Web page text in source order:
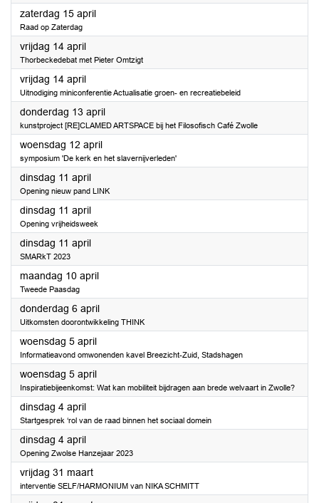
zaterdag 15 april2023
Raad op Zaterdag
vrijdag 14 april2023
Thorbeckedebat met Pieter Omtzigt
vrijdag 14 april2023
Uitnodiging miniconferentie Actualisatie groen- en recreatiebeleid
donderdag 13 april2023
kunstproject [RE]CLAMED ARTSPACE bij het Filosofisch Café Zwolle
woensdag 12 april2023
symposium 'De kerk en het slavernijverleden'
dinsdag 11 april2023
Opening nieuw pand LINK
dinsdag 11 april2023
Opening vrijheidsweek
dinsdag 11 april2023
SMARkT 2023
maandag 10 april2023
Tweede Paasdag
donderdag 6 april2023
Uitkomsten doorontwikkeling THINK
woensdag 5 april2023
Informatieavond omwonenden kavel Breezicht-Zuid, Stadshagen
woensdag 5 april2023
Inspiratiebijeenkomst: Wat kan mobiliteit bijdragen aan brede welvaart in Zwolle?
dinsdag 4 april2023
Startgesprek ‘rol van de raad binnen het sociaal domein
dinsdag 4 april2023
Opening Zwolse Hanzejaar 2023
vrijdag 31 maart2023
interventie SELF/HARMONIUM van NIKA SCHMITT